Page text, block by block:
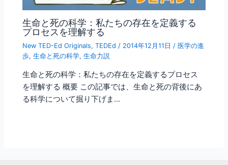
生命と死の科学：私たちの存在を定義する
プロセスを理解する
New TED-Ed Originals,TEDEd / 2014年12月11日 / 医学の進
歩,生命と死の科学,生命力説
生命と死の科学：私たちの存在を定義するプロセス
を理解する 概要 この記事では、生命と死の背後にあ
る科学について掘り下げま…